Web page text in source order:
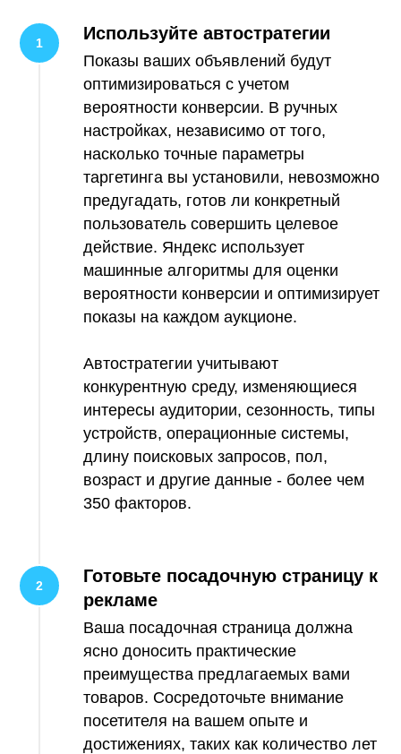
Используйте автостратегии
Показы ваших объявлений будут
оптимизироваться с учетом
вероятности конверсии. В ручных
настройках, независимо от того,
насколько точные параметры
таргетинга вы установили, невозможно
предугадать, готов ли конкретный
пользователь совершить целевое
действие. Яндекс использует
машинные алгоритмы для оценки
вероятности конверсии и оптимизирует
показы на каждом аукционе.
Автостратегии учитывают
конкурентную среду, изменяющиеся
интересы аудитории, сезонность, типы
устройств, операционные системы,
длину поисковых запросов, пол,
возраст и другие данные - более чем
350 факторов.
Готовьте посадочную страницу к
рекламе
Ваша посадочная страница должна
ясно доносить практические
преимущества предлагаемых вами
товаров. Сосредоточьте внимание
посетителя на вашем опыте и
достижениях, таких как количество лет